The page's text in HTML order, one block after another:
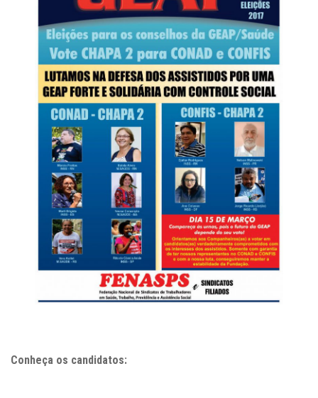
Conheça os candidatos: